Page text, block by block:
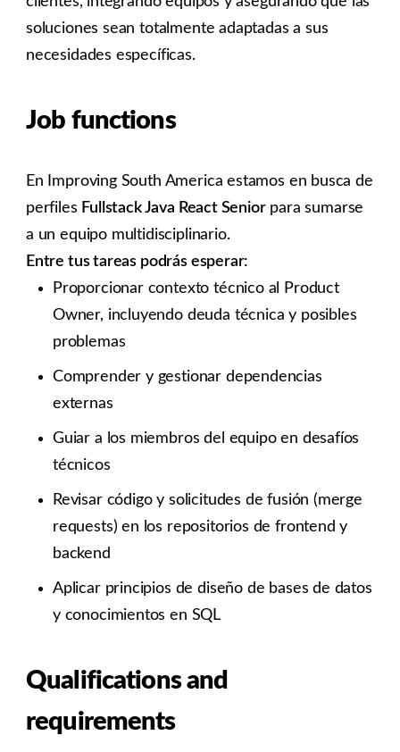
soluciones sean totalmente adaptadas a sus
necesidades específicas.
Job functions
En Improving South America estamos en busca de
perfiles Fullstack Java React Seniorpara sumarse
a un equipo multidisciplinario.
Entre tus tareas podrás esperar:
Proporcionar contexto técnico al Product
Owner, incluyendo deuda técnica y posibles
problemas
Comprender y gestionar dependencias
externas
Guiar a los miembros del equipo en desafíos
técnicos
Revisar código y solicitudes de fusión (merge
requests) en los repositorios de frontend y
backend
Aplicar principios de diseño de bases de datos
y conocimientos en SQL
Qualifications and
requirements